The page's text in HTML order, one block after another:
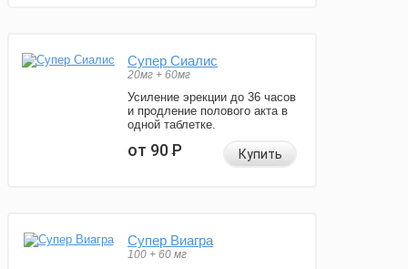
Супер Сиалис
20мг + 60мг
Усиление эрекции до 36 часов
и продление полового акта в
одной таблетке.
от 90Р Купить
Супер Виагра
100 + 60 мг